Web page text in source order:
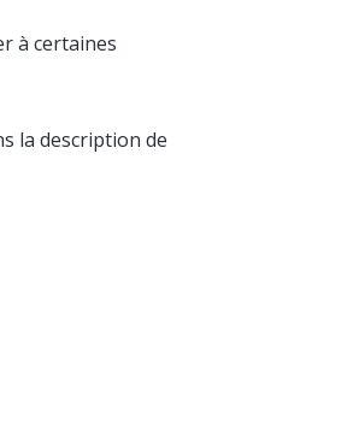
à certaines
la description de